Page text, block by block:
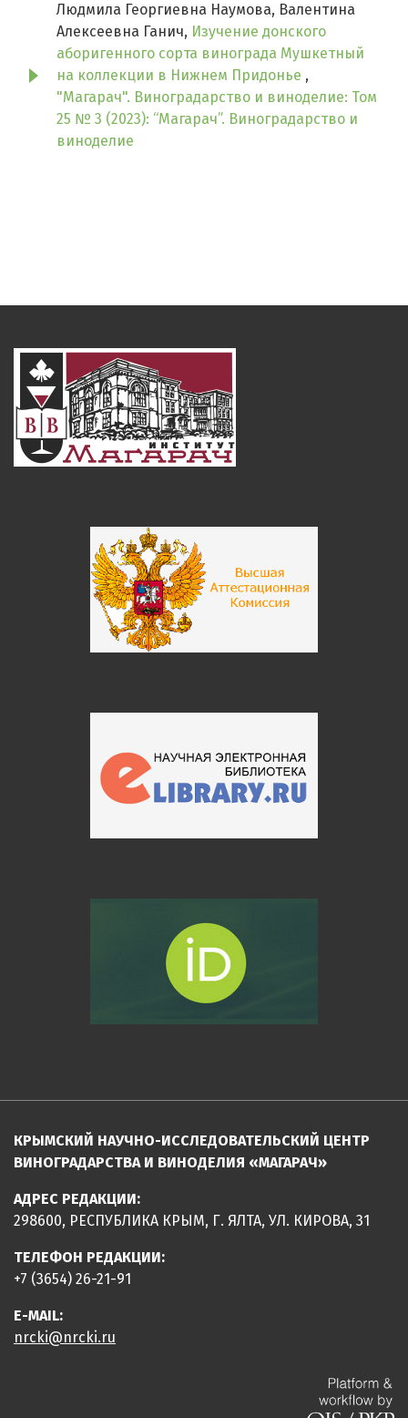
Людмила Георгиевна Наумова, Валентина
Алексеевна Ганич, Изучение донского
аборигенного сорта винограда Мушкетный
на коллекции в Нижнем Придонье ,
"Магарач". Виноградарство и виноделие: Том
25 № 3 (2023): “Магарач”. Виноградарство и
виноделие
КРЫМСКИЙ НАУЧНО-ИССЛЕДОВАТЕЛЬСКИЙ ЦЕНТР
ВИНОГРАДАРСТВА И ВИНОДЕЛИЯ «МАГАРАЧ»
АДРЕС РЕДАКЦИИ:
298600, РЕСПУБЛИКА КРЫМ, Г. ЯЛТА, УЛ. КИРОВА, 31
ТЕЛЕФОН РЕДАКЦИИ:
+7 (3654) 26-21-91
E-MAIL:
nrcki@nrcki.ru